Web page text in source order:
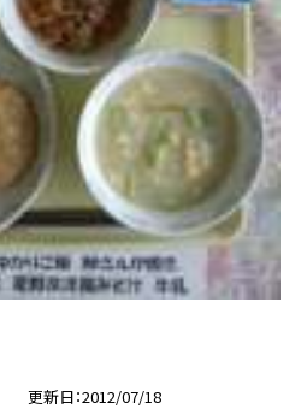
更新日 2012/07/18